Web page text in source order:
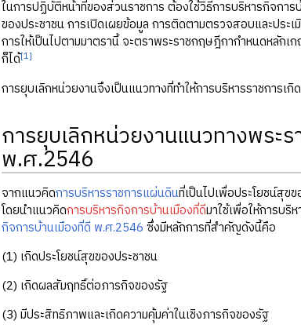
ในการปฏิบัติหน้าที่ของส่วนราชการ ต้องใช้วิธีการบริหารกิจกา
ของประชาชน การเปิดเผยข้อมูล การติดตามตรวจสอบและประ
การให้เป็นไปตามมาตรานี้ จะตราพระราชกฤษฎีกากำหนดหลัก
ก็ได้[1]
การยุบเลิกหน่วยงานจึงเป็นแนวทางที่ทำให้การบริหารราชการ
การยุบเลิกหน่วยงานแนวทางพระ
พ.ศ.2546
จากแนวคิดการบริหารราชการแผ่นดินที่เป็นไปเพื่อประโยชน์สุ
โดยนำแนวคิดการบริหารกิจการบ้านเมืองที่ดีมาใช้เพื่อให้การบริ
กิจการบ้านเมืองที่ดี พ.ศ.2546 ซึ่งมีหลักการที่สำคัญดังนี้คือ
(1) เกิดประโยชน์สุขของประชาชน
(2) เกิดผลสัมฤทธิ์ต่อภารกิจของรัฐ
(3) มีประสิทธิภาพและเกิดความคุ้มค่าในเชิงภารกิจของรัฐ